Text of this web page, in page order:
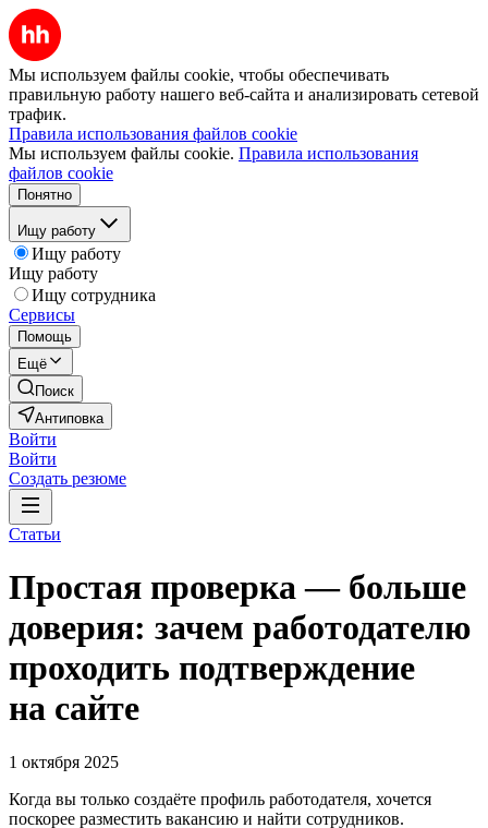
Мы используем файлы cookie, чтобы обеспечивать
правильную работу нашего веб-сайта и анализировать сетевой
трафик.
Правила использования файлов cookie
Мы используем файлы cookie. Правила использования
файлов cookie
Понятно
Ищу работу
Ищу работу
Ищу работу
Ищу сотрудника
Сервисы
Помощь
Ещё
Поиск
Антиповка
Войти
Войти
Создать резюме
Статьи
Простая проверка — больше
доверия: зачем работодателю
проходить подтверждение
на сайте
1 октября 2025
Когда вы только создаёте профиль работодателя, хочется
поскорее разместить вакансию и найти сотрудников.